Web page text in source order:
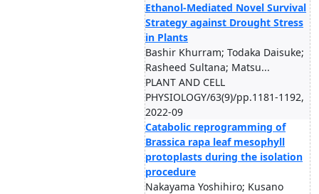
Ethanol-Mediated Novel Survival
Strategy against Drought Stress
in Plants
Bashir Khurram; Todaka Daisuke;
Rasheed Sultana; Matsu...
PLANT AND CELL
PHYSIOLOGY/63(9)/pp.1181-1192,
2022-09
Catabolic reprogramming of
Brassica rapa leaf mesophyll
protoplasts during the isolation
procedure
Nakayama Yoshihiro; Kusano